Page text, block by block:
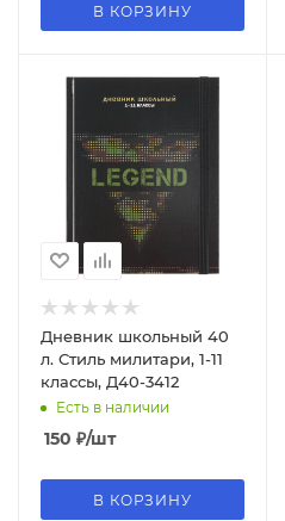
В КОРЗИНУ
Дневник школьный 40
л. Стиль милитари, 1-11
классы, Д40-3412
Есть в наличии
150 ₽/шт
В КОРЗИНУ